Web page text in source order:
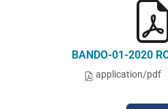
BANDO-01-2020
application/pdf